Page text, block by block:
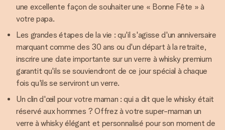
une excellente façon de souhaiter une « Bonne Fête » à
votre papa.
Les grandes étapes de la vie : qu'il s'agisse d'un anniversaire
marquant comme des 30 ans ou d'un départ à la retraite,
inscrire une date importante sur un verre à whisky premium
garantit qu'ils se souviendront de ce jour spécial à chaque
fois qu'ils se serviront un verre.
Un clin d'œil pour votre maman : qui a dit que le whisky était
réservé aux hommes ? Offrez à votre super-maman un
verre à whisky élégant et personnalisé pour son moment de